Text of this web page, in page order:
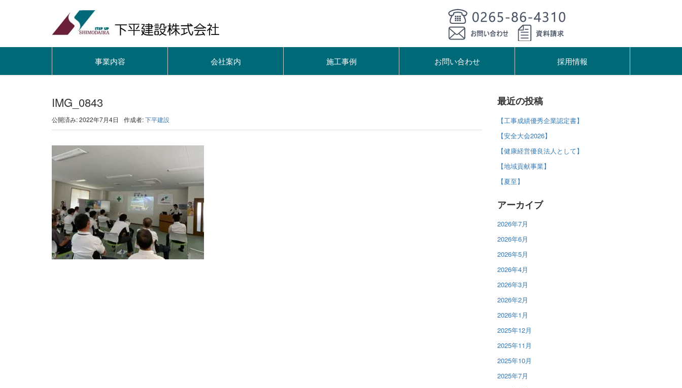
事業内容 会社案内 施工事例 お問い合わせ 採用情報
IMG_0843
公開済み: 2022年7月4日 作成者:下平建設
最近の投稿
【工事成績優秀企業認定書】
【安全大会2026】
【健康経営優良法人として】
【地域貢献事業】
【夏至】
アーカイブ
2026年7月
2026年6月
2026年5月
2026年4月
2026年3月
2026年2月
2026年1月
2025年12月
2025年11月
2025年10月
2025年7月